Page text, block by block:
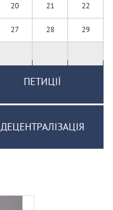
20 21 22
27 28 29
ПЕТИЦІЇ
ДЕЦЕНТРАЛІЗАЦІЯ